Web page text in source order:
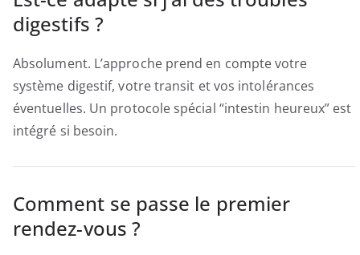
digestifs ?
Absolument. L’approche prend en compte votre
système digestif, votre transit et vos intolérances
éventuelles. Un protocole spécial “intestin heureux” est
intégré si besoin.
Comment se passe le premier
rendez-vous ?